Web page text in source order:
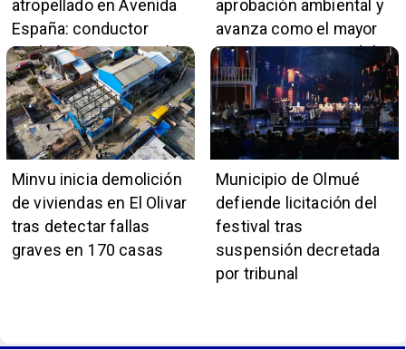
atropellado en Avenida
España: conductor
también pertenece a la
institución naval
aprobación ambiental y
avanza como el mayor
proyecto portuario del
país
Minvu inicia demolición
de viviendas en El Olivar
tras detectar fallas
graves en 170 casas
Municipio de Olmué
defiende licitación del
festival tras
suspensión decretada
por tribunal